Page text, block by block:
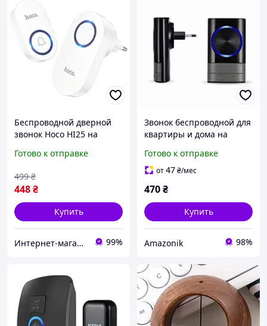
Беспроводной дверной
звонок Hoco HI25 на
Готово к отправке
448₴
499 ₴
Купить
Интернет-магазин EVSE 99%
Звонок беспроводной для
квартиры и дома на
Готово к отправке
от47₴/мес
470₴
Купить
Amazonik 98%